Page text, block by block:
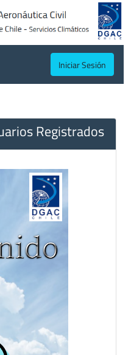
Iniciar Sesión
Registrados